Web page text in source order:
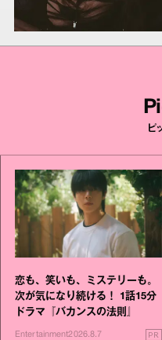
ピ
恋も、笑いも、ミステリーも。
次が気になり続ける！ 1話15分
ドラマ『バカンスの法則』
Entertainment2026.8.7 PR